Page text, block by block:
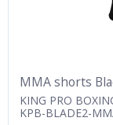
MMA shorts
KING PRO
KPB-BLADE2-